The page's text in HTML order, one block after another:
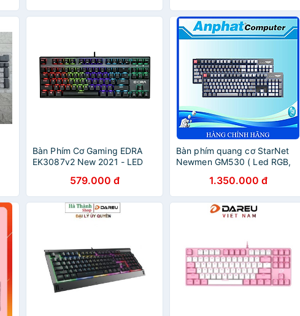
Bàn Phím Cơ Gaming EDRA
EK3087v2 New 2021 - LED
579.000 đ
Bàn phím quang cơ StarNet
Newmen GM530 ( Led RGB,
1.350.000 đ